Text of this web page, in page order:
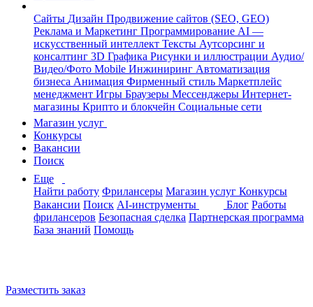
Сайты Дизайн Продвижение сайтов (SEO, GEO)
Реклама и Маркетинг Программирование AI —
искусственный интеллект Тексты Аутсорсинг и
консалтинг 3D Графика Рисунки и иллюстрации Аудио/
Видео/Фото Mobile Инжиниринг Автоматизация
бизнеса Анимация Фирменный стиль Маркетплейс
менеджмент Игры Браузеры Мессенджеры Интернет-
магазины Крипто и блокчейн Социальные сети
Магазин услуг
Конкурсы
Вакансии
Поиск
Еще
Найти работу Фрилансеры Магазин услуг Конкурсы
Вакансии Поиск AI-инструменты Блог Работы
фрилансеров Безопасная сделка Партнерская программа
База знаний Помощь
Разместить заказ